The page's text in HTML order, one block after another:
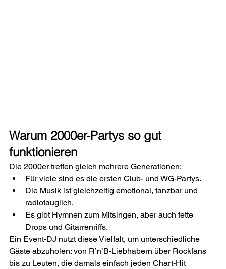
Warum 2000er-Partys so gut
funktionieren
Die 2000er treffen gleich mehrere Generationen:
Für viele sind es die ersten Club- und WG-Partys.
Die Musik ist gleichzeitig emotional, tanzbar und
radiotauglich.
Es gibt Hymnen zum Mitsingen, aber auch fette
Drops und Gitarrenriffs.
Ein Event-DJ nutzt diese Vielfalt, um unterschiedliche
Gäste abzuholen: von R’n’B-Liebhabern über Rockfans
bis zu Leuten, die damals einfach jeden Chart-Hit